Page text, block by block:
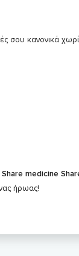
σου κανονικά
Share medicine
ήρωας!